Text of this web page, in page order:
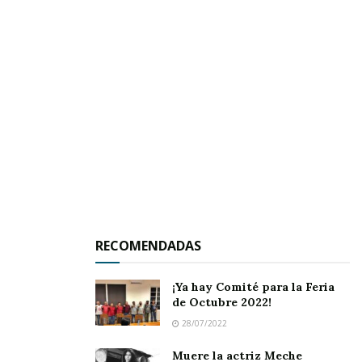
RECOMENDADAS
¡Ya hay Comité para la Feria
de Octubre 2022!
28/07/2022
Muere la actriz Meche